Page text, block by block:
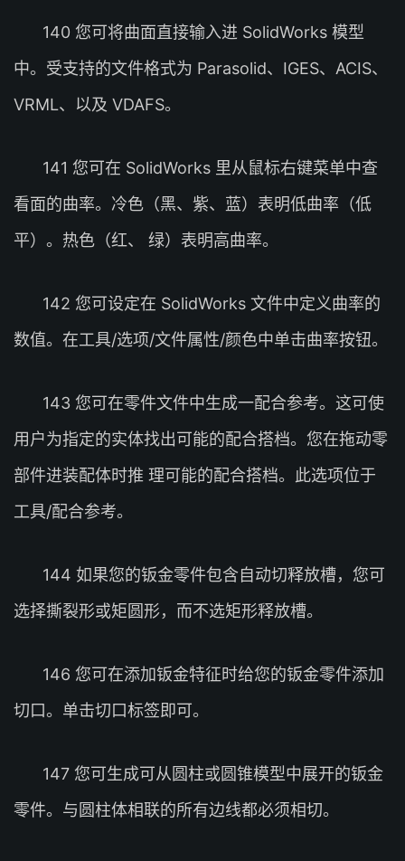
140 您可将曲面直接输入进 SolidWorks 模型
中。受支持的文件格式为 Parasolid、IGES、ACIS、
VRML、以及 VDAFS。
141 您可在 SolidWorks 里从鼠标右键菜单中查
看面的曲率。冷色（黑、紫、蓝）表明低曲率（低
平）。热色（红、 绿）表明高曲率。
142 您可设定在 SolidWorks 文件中定义曲率的
数值。在工具/选项/文件属性/颜色中单击曲率按钮。
143 您可在零件文件中生成一配合参考。这可使
用户为指定的实体找出可能的配合搭档。您在拖动零
部件进装配体时推 理可能的配合搭档。此选项位于
工具/配合参考。
144 如果您的钣金零件包含自动切释放槽，您可
选择撕裂形或矩圆形，而不选矩形释放槽。
146 您可在添加钣金特征时给您的钣金零件添加
切口。单击切口标签即可。
147 您可生成可从圆柱或圆锥模型中展开的钣金
零件。与圆柱体相联的所有边线都必须相切。